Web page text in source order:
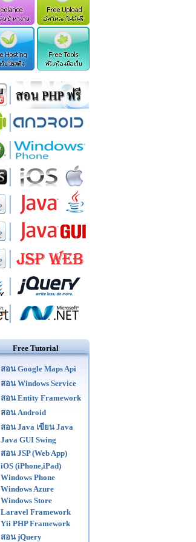
Free Tutorial
สอน Google Maps Api
สอน Windows Service
สอน Entity Framework
สอน Android
สอน Java เขียน Java
Java GUI Swing
สอน JSP (Web App)
iOS (iPhone,iPad)
Windows Phone
Windows Azure
Windows Store
Laravel Framework
Yii PHP Framework
สอน jQuery